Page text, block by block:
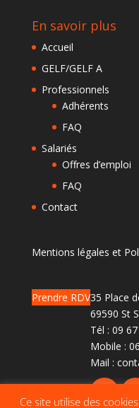
En savoir plus
Accueil
GELF/GELF A
Professionnels
Adhérents
FAQ
Salariés
Offres d’emploi
FAQ
Contact
Mentions légales et
Prendre RDV35 Place
69590 St
Tél : 09
Mobile :
Mail :
Ce site utilise des